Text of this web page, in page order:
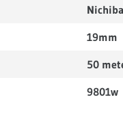
19mm
50
9801w